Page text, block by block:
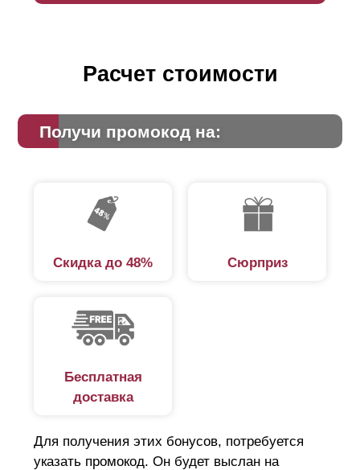
Расчет стоимости
Получи промокод на:
Скидка до 48% Сюрприз
Бесплатная
доставка
Для получения этих бонусов, потребуется
указать промокод. Он будет выслан на